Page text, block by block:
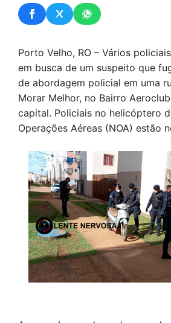
Porto Velho, RO – Vários
em busca de um suspeito que
de abordagem policial em uma
Morar Melhor, no Bairro
capital. Policiais no helicóptero
Operações Aéreas (NOA) estão